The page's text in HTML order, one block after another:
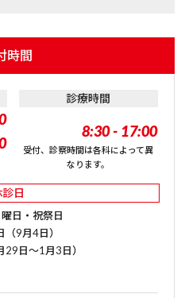
時間
診療時間
8:30 - 17:00
受付、診察時間は各科によって異
なります。
日
日・祝祭日
（9月4日）
日～1月3日）